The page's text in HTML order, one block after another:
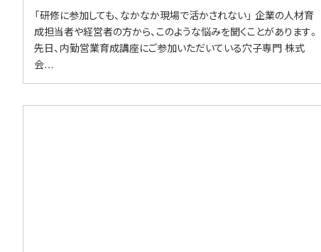
「研修に参加しても、なかなか現場で活かされない」 企業の人材育
成担当者や経営者の方から、このような悩みを聞くことがあります。
先日、内勤営業育成講座にご参加いただいている穴子専門 株式
会…